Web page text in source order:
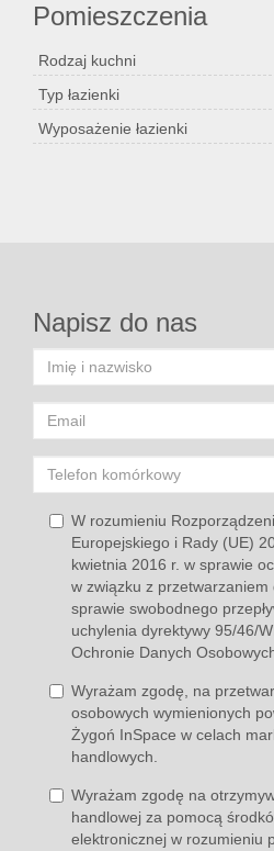
Pomieszczenia
Rodzaj kuchni
Typ łazienki
Wyposażenie łazienki
Napisz do nas
W rozumieniu
Europejskiego i Rady (UE)
kwietnia 2016 r. w sprawie
w związku z
sprawie swobodnego
uchylenia dyrektywy 95/46/
Ochronie Danych
Wyrażam zgodę, na
osobowych wymienionych
Żygoń InSpace w celach
handlowych.
Wyrażam zgodę na
handlowej za pomocą
elektronicznej w rozumieniu